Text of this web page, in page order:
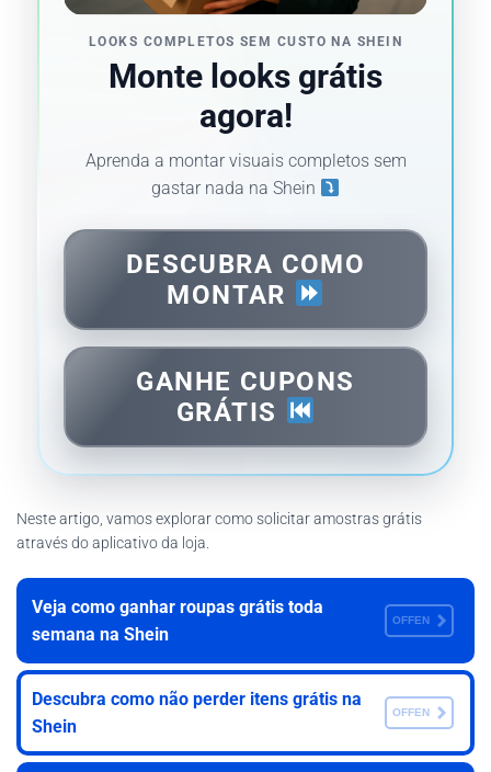
LOOKS COMPLETOS SEM CUSTO NA SHEIN
Monte looks grátis
agora!
Aprenda a montar visuais completos sem
gastar nada na Shein
DESCUBRA COMO
MONTAR
GANHE CUPONS
GRÁTIS
Neste artigo, vamos explorar como solicitar amostras grátis
através do aplicativo da loja.
Veja como ganhar roupas grátis toda
semana na Shein
OFFEN
Descubra como não perder itens grátis na
Shein
OFFEN